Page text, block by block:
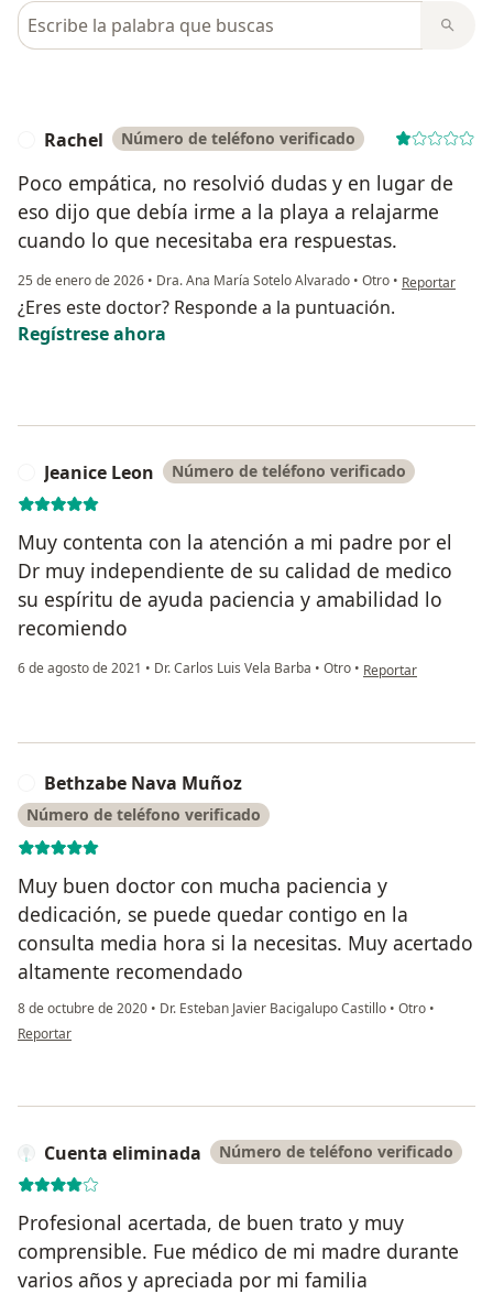
Busca en opiniones
Rachel Número de teléfono verificado
Poco empática, no resolvió dudas y en lugar de
eso dijo que debía irme a la playa a relajarme
cuando lo que necesitaba era respuestas.
25 de enero de 2026 • Dra. Ana María Sotelo Alvarado • Otro • en opinión del
Reportar
¿Eres este doctor? Responde a la puntuación.
Regístrese ahora
Jeanice Leon Número de teléfono verificado
Muy contenta con la atención a mi padre por el
Dr muy independiente de su calidad de medico
su espíritu de ayuda paciencia y amabilidad lo
recomiendo
6 de agosto de 2021 • Dr. Carlos Luis Vela Barba • Otro • en opinión del
Reportar
Bethzabe Nava Muñoz
Número de teléfono verificado
Muy buen doctor con mucha paciencia y
dedicación, se puede quedar contigo en la
consulta media hora si la necesitas. Muy acertado
altamente recomendado
8 de octubre de 2020 • Dr. Esteban Javier Bacigalupo Castillo • Otro •
en opinión del usuario Bethzabe Nava Muñoz
Reportar
Cuenta eliminada Número de teléfono verificado
Profesional acertada, de buen trato y muy
comprensible. Fue médico de mi madre durante
varios años y apreciada por mi familia